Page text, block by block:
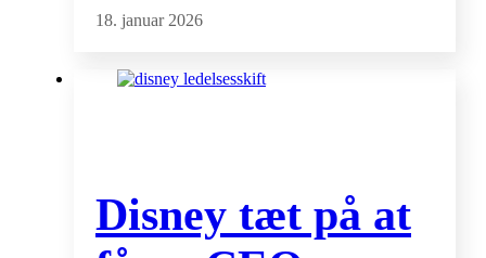
18. januar 2026
Disney tæt på at